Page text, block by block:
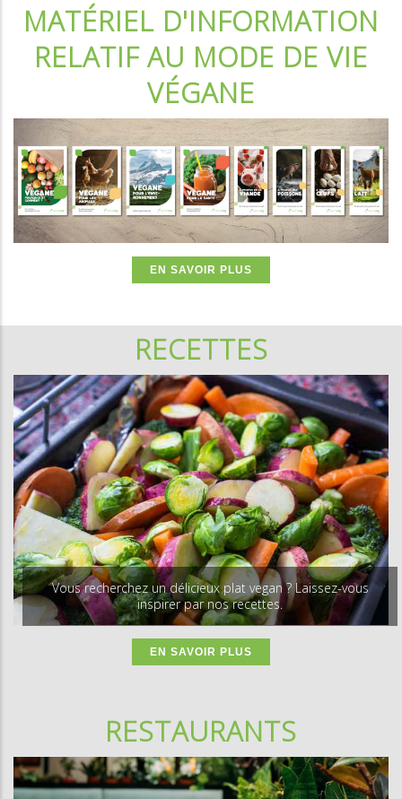
MATÉRIEL D'INFORMATION
RELATIF AU MODE DE VIE
VÉGANE
EN SAVOIR PLUS
RECETTES
Vous recherchez un délicieux plat vegan ? Laissez-vous
inspirer par nos recettes.
EN SAVOIR PLUS
RESTAURANTS